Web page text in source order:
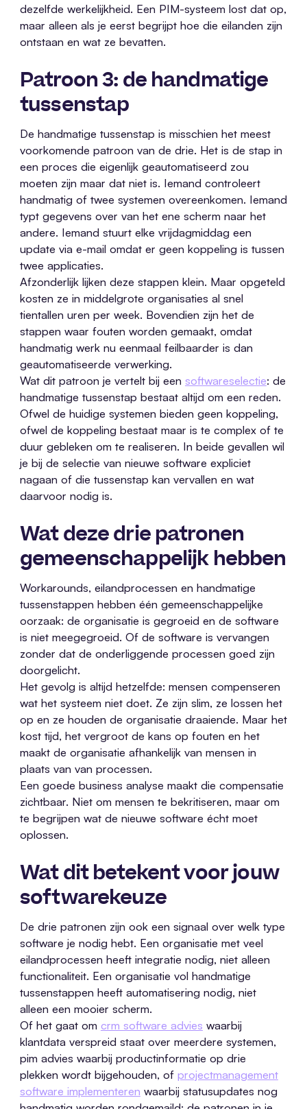
dezelfde werkelijkheid. Een PIM-systeem lost dat op,
maar alleen als je eerst begrijpt hoe die eilanden zijn
ontstaan en wat ze bevatten.
Patroon 3: de handmatige
tussenstap
De handmatige tussenstap is misschien het meest
voorkomende patroon van de drie. Het is de stap in
een proces die eigenlijk geautomatiseerd zou
moeten zijn maar dat niet is. Iemand controleert
handmatig of twee systemen overeenkomen. Iemand
typt gegevens over van het ene scherm naar het
andere. Iemand stuurt elke vrijdagmiddag een
update via e-mail omdat er geen koppeling is tussen
twee applicaties.
Afzonderlijk lijken deze stappen klein. Maar opgeteld
kosten ze in middelgrote organisaties al snel
tientallen uren per week. Bovendien zijn het de
stappen waar fouten worden gemaakt, omdat
handmatig werk nu eenmaal feilbaarder is dan
geautomatiseerde verwerking.
Wat dit patroon je vertelt bij een softwareselectie: de
handmatige tussenstap bestaat altijd om een reden.
Ofwel de huidige systemen bieden geen koppeling,
ofwel de koppeling bestaat maar is te complex of te
duur gebleken om te realiseren. In beide gevallen wil
je bij de selectie van nieuwe software expliciet
nagaan of die tussenstap kan vervallen en wat
daarvoor nodig is.
Wat deze drie patronen
gemeenschappelijk hebben
Workarounds, eilandprocessen en handmatige
tussenstappen hebben één gemeenschappelijke
oorzaak: de organisatie is gegroeid en de software
is niet meegegroeid. Of de software is vervangen
zonder dat de onderliggende processen goed zijn
doorgelicht.
Het gevolg is altijd hetzelfde: mensen compenseren
wat het systeem niet doet. Ze zijn slim, ze lossen het
op en ze houden de organisatie draaiende. Maar het
kost tijd, het vergroot de kans op fouten en het
maakt de organisatie afhankelijk van mensen in
plaats van van processen.
Een goede business analyse maakt die compensatie
zichtbaar. Niet om mensen te bekritiseren, maar om
te begrijpen wat de nieuwe software écht moet
oplossen.
Wat dit betekent voor jouw
softwarekeuze
De drie patronen zijn ook een signaal over welk type
software je nodig hebt. Een organisatie met veel
eilandprocessen heeft integratie nodig, niet alleen
functionaliteit. Een organisatie vol handmatige
tussenstappen heeft automatisering nodig, niet
alleen een mooier scherm.
Of het gaat om crm software advies waarbij
klantdata verspreid staat over meerdere systemen,
pim advies waarbij productinformatie op drie
plekken wordt bijgehouden, of projectmanagement
software implementeren waarbij statusupdates nog